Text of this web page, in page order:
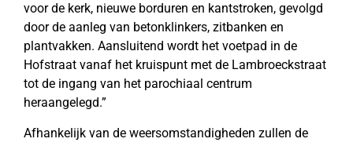
voor de kerk, nieuwe borduren en kantstroken, gevolgd
door de aanleg van betonklinkers, zitbanken en
plantvakken. Aansluitend wordt het voetpad in de
Hofstraat vanaf het kruispunt met de Lambroeckstraat
tot de ingang van het parochiaal centrum
heraangelegd.”
Afhankelijk van de weersomstandigheden zullen de